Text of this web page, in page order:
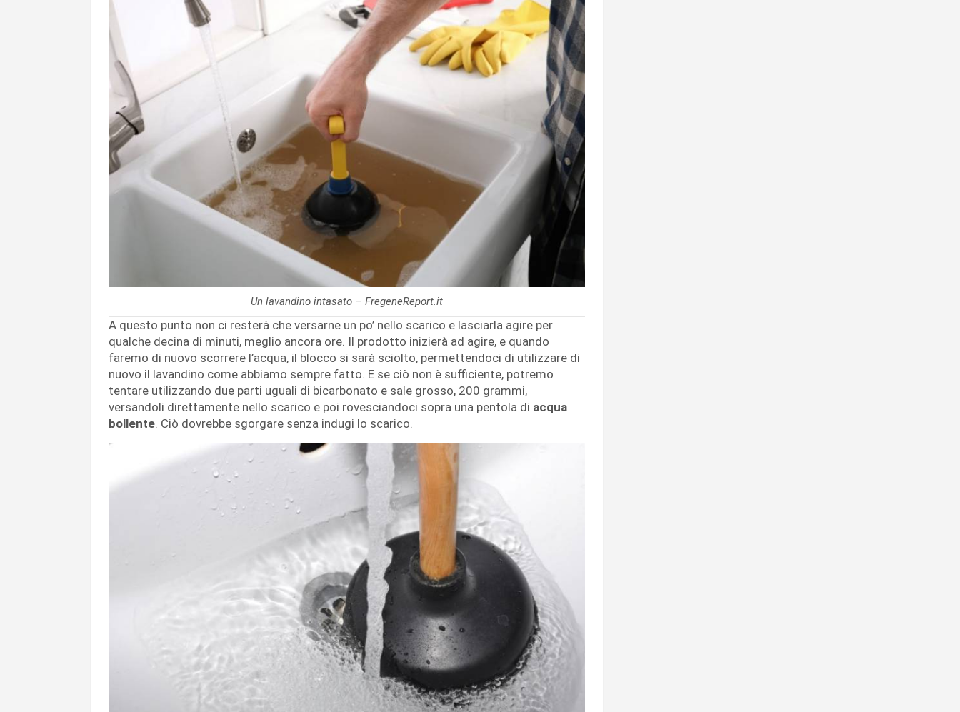
Un lavandino intasato – FregeneReport.it
A questo punto non ci resterà che versarne un po’ nello scarico e lasciarla agire per
qualche decina di minuti, meglio ancora ore. Il prodotto inizierà ad agire, e quando
faremo di nuovo scorrere l’acqua, il blocco si sarà sciolto, permettendoci di utilizzare di
nuovo il lavandino come abbiamo sempre fatto. E se ciò non è sufficiente, potremo
tentare utilizzando due parti uguali di bicarbonato e sale grosso, 200 grammi,
versandoli direttamente nello scarico e poi rovesciandoci sopra una pentola di acqua
bollente. Ciò dovrebbe sgorgare senza indugi lo scarico.